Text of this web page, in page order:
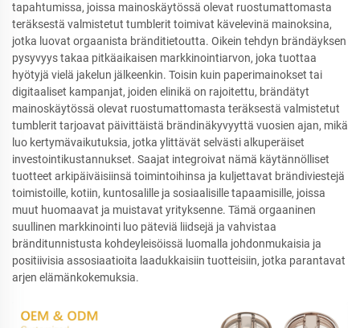
tapahtumissa, joissa mainoskäytössä olevat ruostumattomasta
teräksestä valmistetut tumblerit toimivat kävelevinä mainoksina,
jotka luovat orgaanista bränditietoutta. Oikein tehdyn brändäyksen
pysyvyys takaa pitkäaikaisen markkinointiarvon, joka tuottaa
hyötyjä vielä jakelun jälkeenkin. Toisin kuin paperimainokset tai
digitaaliset kampanjat, joiden elinikä on rajoitettu, brändätyt
mainoskäytössä olevat ruostumattomasta teräksestä valmistetut
tumblerit tarjoavat päivittäistä brändinäkyvyyttä vuosien ajan, mikä
luo kertymävaikutuksia, jotka ylittävät selvästi alkuperäiset
investointikustannukset. Saajat integroivat nämä käytännölliset
tuotteet arkipäiväisiinsä toimintoihinsa ja kuljettavat brändiviestejä
toimistoille, kotiin, kuntosalille ja sosiaalisille tapaamisille, joissa
muut huomaavat ja muistavat yrityksenne. Tämä orgaaninen
suullinen markkinointi luo päteviä liidsejä ja vahvistaa
bränditunnistusta kohdeyleisöissä luomalla johdonmukaisia ja
positiivisia assosiaatioita laadukkaisiin tuotteisiin, jotka parantavat
arjen elämänkokemuksia.